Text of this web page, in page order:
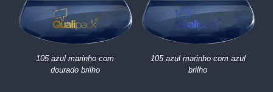
105 azul marinho com
dourado brilho
105 azul marinho com azul
brilho